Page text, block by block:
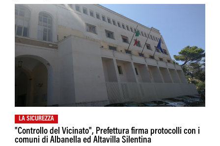
LA SICUREZZA
"Controllo del Vicinato", Prefettura firma protocolli con i
comuni di Albanella ed Altavilla Silentina